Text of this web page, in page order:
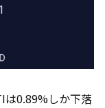
は0.89%しか下落